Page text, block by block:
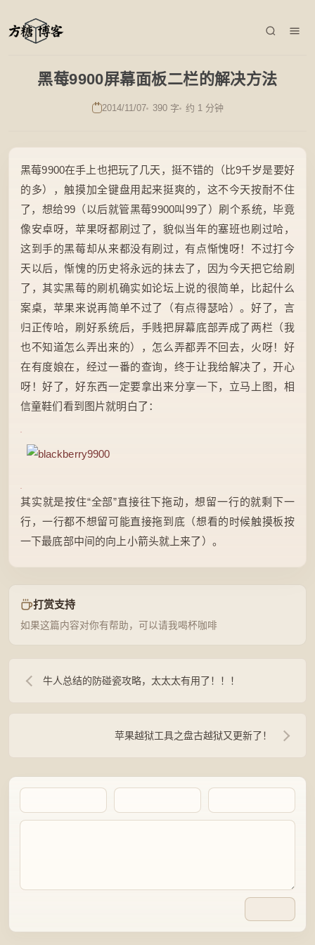
黑莓9900屏幕面板二栏的解决方法
2014/11/07 390 字 约 1 分钟
黑莓9900在手上也把玩了几天，挺不错的（比9千岁是要好
的多），触摸加全键盘用起来挺爽的，这不今天按耐不住
了，想给99（以后就管黑莓9900叫99了）刷个系统，毕竟
像安卓呀，苹果呀都刷过了，貌似当年的塞班也刷过哈，
这到手的黑莓却从来都没有刷过，有点惭愧呀！不过打今
天以后，惭愧的历史将永远的抹去了，因为今天把它给刷
了，其实黑莓的刷机确实如论坛上说的很简单，比起什么
案桌，苹果来说再简单不过了（有点得瑟哈）。好了，言
归正传哈，刷好系统后，手贱把屏幕底部弄成了两栏（我
也不知道怎么弄出来的），怎么弄都弄不回去，火呀！好
在有度娘在，经过一番的查询，终于让我给解决了，开心
呀！好了，好东西一定要拿出来分享一下，立马上图，相
信童鞋们看到图片就明白了：
其实就是按住“全部”直接往下拖动，想留一行的就剩下一
行，一行都不想留可能直接拖到底（想看的时候触摸板按
一下最底部中间的向上小箭头就上来了）。
打赏支持
如果这篇内容对你有帮助，可以请我喝杯咖啡
牛人总结的防碰瓷攻略，太太太有用了！！！
苹果越狱工具之盘古越狱又更新了！